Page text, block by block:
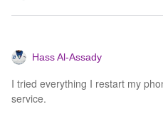
Hass Al-Assady
I tried everything I restart my
service.